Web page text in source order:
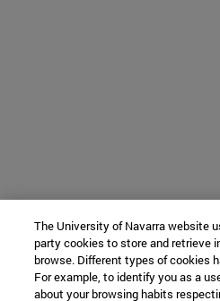
The University of Navarra website
party cookies to store and retrieve
browse. Different types of cookies
For example, to identify you as a
about your browsing habits